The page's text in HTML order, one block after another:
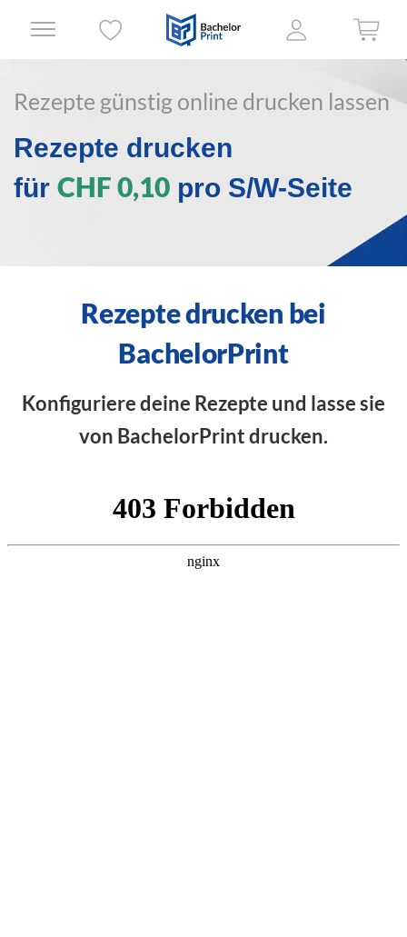
Rezepte günstig online drucken lassen
Rezepte drucken
für CHF 0,10 pro S/W-Seite
Rezepte drucken bei
BachelorPrint
Konfiguriere deine Rezepte und lasse sie
von BachelorPrint drucken.